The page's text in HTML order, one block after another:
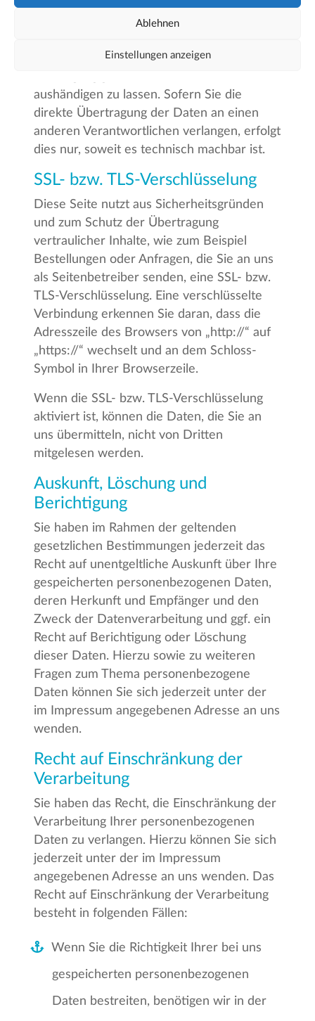
Ablehnen
Einstellungen anzeigen
Grundlage Ihrer Einwilligung oder in
verarbeiten, an sich oder an einen Dritten in
aushändigen zu lassen. Sofern Sie die
direkte Übertragung der Daten an einen
anderen Verantwortlichen verlangen, erfolgt
dies nur, soweit es technisch machbar ist.
SSL- bzw. TLS-Verschlüsselung
Diese Seite nutzt aus Sicherheitsgründen
und zum Schutz der Übertragung
vertraulicher Inhalte, wie zum Beispiel
Bestellungen oder Anfragen, die Sie an uns
als Seitenbetreiber senden, eine SSL- bzw.
TLS-Verschlüsselung. Eine verschlüsselte
Verbindung erkennen Sie daran, dass die
Adresszeile des Browsers von „http://“ auf
„https://“ wechselt und an dem Schloss-
Symbol in Ihrer Browserzeile.
Wenn die SSL- bzw. TLS-Verschlüsselung
aktiviert ist, können die Daten, die Sie an
uns übermitteln, nicht von Dritten
mitgelesen werden.
Auskunft, Löschung und
Berichtigung
Sie haben im Rahmen der geltenden
gesetzlichen Bestimmungen jederzeit das
Recht auf unentgeltliche Auskunft über Ihre
gespeicherten personenbezogenen Daten,
deren Herkunft und Empfänger und den
Zweck der Datenverarbeitung und ggf. ein
Recht auf Berichtigung oder Löschung
dieser Daten. Hierzu sowie zu weiteren
Fragen zum Thema personenbezogene
Daten können Sie sich jederzeit unter der
im Impressum angegebenen Adresse an uns
wenden.
Recht auf Einschränkung der
Verarbeitung
Sie haben das Recht, die Einschränkung der
Verarbeitung Ihrer personenbezogenen
Daten zu verlangen. Hierzu können Sie sich
jederzeit unter der im Impressum
angegebenen Adresse an uns wenden. Das
Recht auf Einschränkung der Verarbeitung
besteht in folgenden Fällen:
Wenn Sie die Richtigkeit Ihrer bei uns
gespeicherten personenbezogenen
Daten bestreiten, benötigen wir in der